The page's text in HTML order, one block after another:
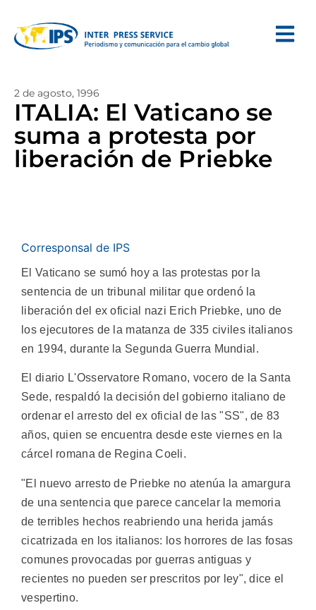
2 de agosto, 1996
ITALIA: El Vaticano se
suma a protesta por
liberación de Priebke
Corresponsal de IPS
El Vaticano se sumó hoy a las protestas por la
sentencia de un tribunal militar que ordenó la
liberación del ex oficial nazi Erich Priebke, uno de
los ejecutores de la matanza de 335 civiles italianos
en 1994, durante la Segunda Guerra Mundial.
El diario L'Osservatore Romano, vocero de la Santa
Sede, respaldó la decisión del gobierno italiano de
ordenar el arresto del ex oficial de las "SS", de 83
años, quien se encuentra desde este viernes en la
cárcel romana de Regina Coeli.
"El nuevo arresto de Priebke no atenúa la amargura
de una sentencia que parece cancelar la memoria
de terribles hechos reabriendo una herida jamás
cicatrizada en los italianos: los horrores de las fosas
comunes provocadas por guerras antiguas y
recientes no pueden ser prescritos por ley", dice el
vespertino.